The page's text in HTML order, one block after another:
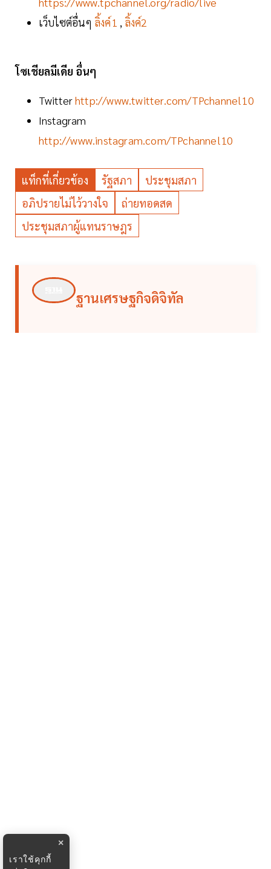
เว็บไซต์อื่นๆ ลิ้งค์1 , ลิ้งค์2
โซเชียลมีเดีย อื่นๆ
Twitterhttp://www.twitter.com/TPchannel10
Instagram
http://www.instagram.com/TPchannel10
แท็กที่เกี่ยวข้อง รัฐสภา
ประชุมสภา
อภิปรายไม่ไว้วางใจ
ถ่ายทอดสด
ประชุมสภาผู้แทนราษฎร
ฐานเศรษฐกิจดิจิทัล
×
เราใช้คุกกี้